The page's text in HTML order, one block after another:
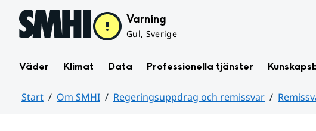
Hoppa till sidans innehåll Varning
Gul, Sverige
Väder Klimat Data Professionella tjänster
Start Om SMHI Regeringsuppdrag och remissvar